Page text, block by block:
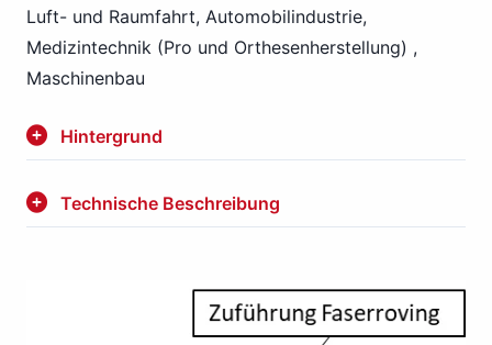
Luft- und Raumfahrt, Automobilindustrie,
Medizintechnik (Pro und Orthesenherstellung) ,
Maschinenbau
Hintergrund
Technische Beschreibung